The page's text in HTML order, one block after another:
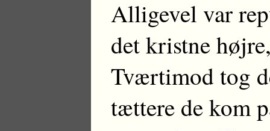
Alligevel var
det kristne
Tværtimod tog
tættere de kom